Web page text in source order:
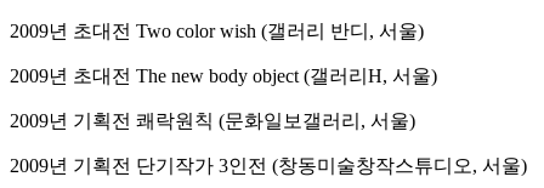
2009년 초대전 Two color wish (갤러리 반디, 서울)
2009년 초대전 The new body object (갤러리H, 서울)
2009년 기획전 쾌락원칙 (문화일보갤러리, 서울)
2009년 기획전 단기작가 3인전 (창동미술창작스튜디오, 서울)